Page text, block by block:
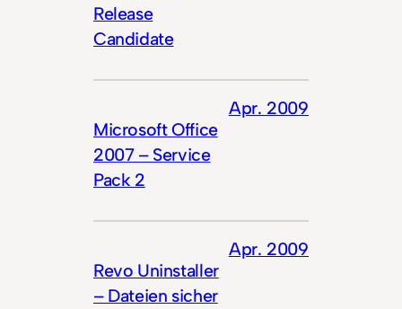
Release
Candidate
Microsoft Office
2007 – Service
Pack 2
Apr. 2009
Revo Uninstaller
– Dateien sicher
Apr. 2009